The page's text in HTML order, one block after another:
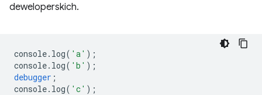
deweloperskich.
console. log( 'a' );
console. log( 'b' );
debugger ;
console. log( 'c' );